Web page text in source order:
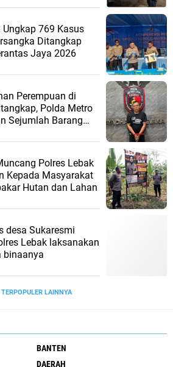
769 Kasus
Ditangkap
Jaya 2026‎
Perempuan di
Polda Metro
Sejumlah Barang
Polres Lebak
Kepada Masyarakat
Hutan dan Lahan
desa Sukaresmi
Lebak laksanakan
binaanya
TERPOPULER LAINNYA
BANTEN
DAERAH